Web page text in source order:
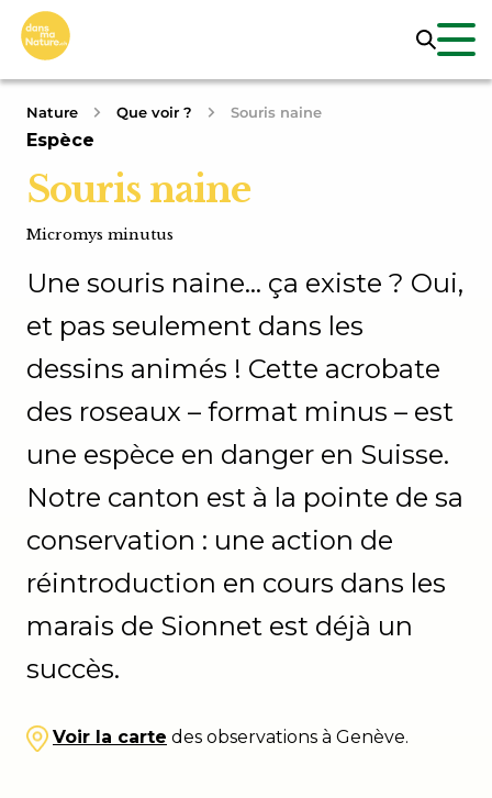
Nature Que voir ? Souris naine
Espèce
Souris naine
Micromys minutus
Une souris naine… ça existe ? Oui,
et pas seulement dans les
dessins animés ! Cette acrobate
des roseaux – format minus – est
une espèce en danger en Suisse.
Notre canton est à la pointe de sa
conservation : une action de
réintroduction en cours dans les
marais de Sionnet est déjà un
succès.
Voir la carte des observations à Genève.